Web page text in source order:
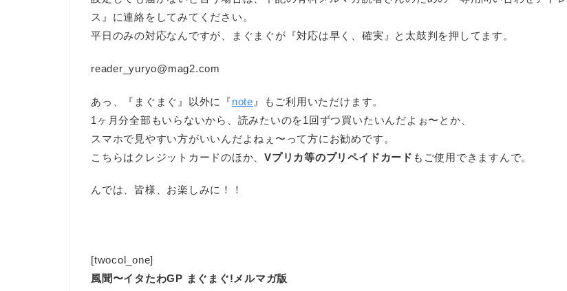
ス』に連絡をしてみてください。
平日のみの対応なんですが、まぐまぐが『対応は早く、確実』と太鼓判を押してます。
reader_yuryo@mag2.com
あっ、『まぐまぐ』以外に『note 』もご利用いただけます。
1ヶ月分全部もいらないから、読みたいのを1回ずつ買いたいんだよぉ〜とか、
スマホで見やすい方がいいんだよねぇ〜って方にお勧めです。
こちらはクレジットカードのほか、Vプリカ等のプリペイドカード もご使用できますんで。
んでは、皆様、お楽しみに！！
[twocol_one]
風聞〜イタたわGP まぐまぐ!メルマガ版